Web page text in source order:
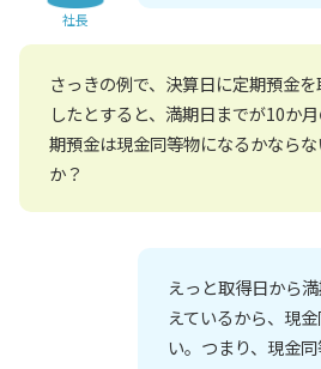
社長
さっきの例で、決算日に定期預金
したとすると、満期日までが10か
期預金は現金同等物になるかならな
か？
えっと取得日から
えているから、現
い。つまり、現金